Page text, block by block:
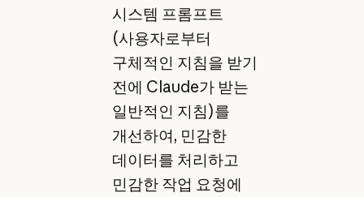
시스템 프롬프트
(사용자로부터
구체적인 지침을 받기
전에 Claude가 받는
일반적인 지침)를
개선하여, 민감한
데이터를 처리하고
민감한 작업 요청에